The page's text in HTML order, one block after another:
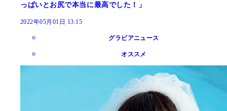
っぱいとお尻で本当に最高でした！」
2022年05月01日 13:15
グラビアニュース
オススメ